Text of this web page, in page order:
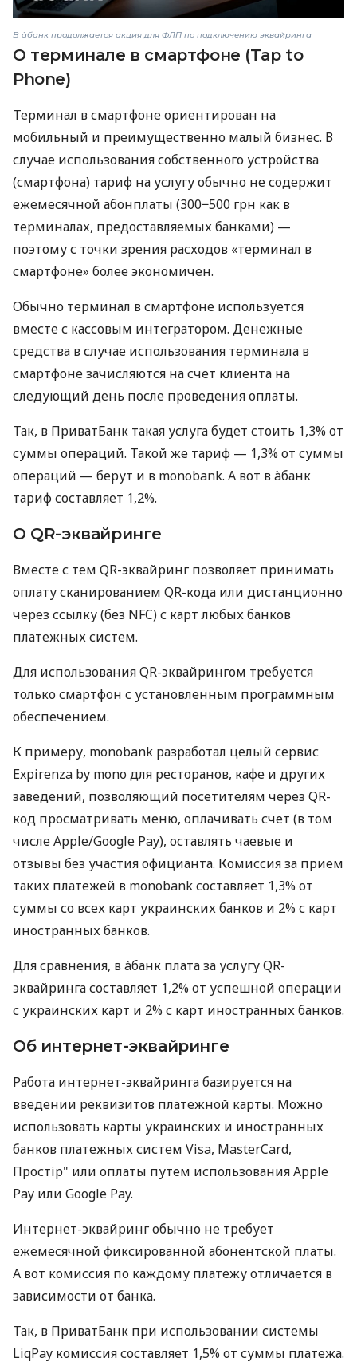
В àбанк продолжается акция для ФЛП по подключению эквайринга
О терминале в смартфоне (Tap to
Phone)
Терминал в смартфоне ориентирован на
мобильный и преимущественно малый бизнес. В
случае использования собственного устройства
(смартфона) тариф на услугу обычно не содержит
ежемесячной абонплаты (300−500 грн как в
терминалах, предоставляемых банками) —
поэтому с точки зрения расходов «терминал в
смартфоне» более экономичен.
Обычно терминал в смартфоне используется
вместе с кассовым интегратором. Денежные
средства в случае использования терминала в
смартфоне зачисляются на счет клиента на
следующий день после проведения оплаты.
Так, в ПриватБанк такая услуга будет стоить 1,3% от
суммы операций. Такой же тариф — 1,3% от суммы
операций — берут и в monobank. А вот в àбанк
тариф составляет 1,2%.
О QR-эквайринге
Вместе с тем QR-эквайринг позволяет принимать
оплату сканированием QR-кода или дистанционно
через ссылку (без NFC) с карт любых банков
платежных систем.
Для использования QR-эквайрингом требуется
только смартфон с установленным программным
обеспечением.
К примеру, monobank разработал целый сервис
Expirenza by mono для ресторанов, кафе и других
заведений, позволяющий посетителям через QR-
код просматривать меню, оплачивать счет (в том
числе Apple/Google Pay), оставлять чаевые и
отзывы без участия официанта. Комиссия за прием
таких платежей в monobank составляет 1,3% от
суммы со всех карт украинских банков и 2% с карт
иностранных банков.
Для сравнения, в àбанк плата за услугу QR-
эквайринга составляет 1,2% от успешной операции
с украинских карт и 2% с карт иностранных банков.
Об интернет-эквайринге
Работа интернет-эквайринга базируется на
введении реквизитов платежной карты. Можно
использовать карты украинских и иностранных
банков платежных систем Visa, MasterCard,
Простір" или оплаты путем использования Apple
Pay или Google Pay.
Интернет-эквайринг обычно не требует
ежемесячной фиксированной абонентской платы.
А вот комиссия по каждому платежу отличается в
зависимости от банка.
Так, в ПриватБанк при использовании системы
LiqPay комиссия составляет 1,5% от суммы платежа.